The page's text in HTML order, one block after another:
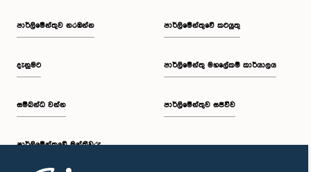
පාර්ලි‌මේන්තුව නරඹන්න
දැනුමට
සම්බන්ධ වන්න
පාර්ලි‌මේන්තුවේ මන්ත්‍රීවරු
පාර්ලිමේන්තුවේ කටයුතු
පාර්ලිමේන්තු මහලේකම් කාර්යාලය
පාර්ලිමේන්තුව සජීවීව